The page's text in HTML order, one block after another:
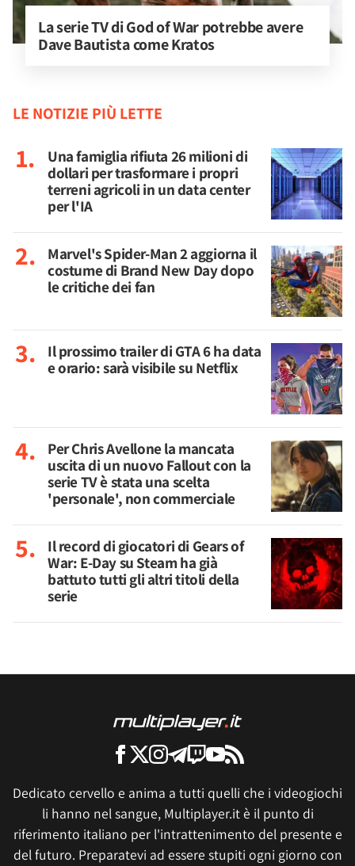
La serie TV di God of War potrebbe avere
Dave Bautista come Kratos
LE NOTIZIE PIÙ LETTE
Una famiglia rifiuta 26 milioni di
dollari per trasformare i propri
terreni agricoli in un data center
per l'IA
Marvel's Spider-Man 2 aggiorna il
costume di Brand New Day dopo
le critiche dei fan
Il prossimo trailer di GTA 6 ha data
e orario: sarà visibile su Netflix
Per Chris Avellone la mancata
uscita di un nuovo Fallout con la
serie TV è stata una scelta
'personale', non commerciale
Il record di giocatori di Gears of
War: E-Day su Steam ha già
battuto tutti gli altri titoli della
serie
Dedicato cervello e anima a tutti quelli che i videogiochi
li hanno nel sangue, Multiplayer.it è il punto di
riferimento italiano per l'intrattenimento del presente e
del futuro. Preparatevi ad essere stupiti ogni giorno con